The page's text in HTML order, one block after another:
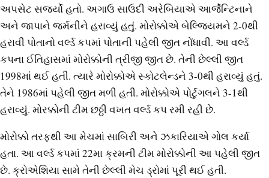
અપસેટ સર્જ્યો હતો. અગાઉ સાઉદી અરેબિયાએ આર્જેન્ટિનાને
અને જાપાને જર્મનીને હરાવ્યું હતું. મોરોક્કોએ બેલ્જિયમને 2-0થી
હરાવી પોતાનો વર્લ્ડ કપમાં પોતાની પહેલી જીત નોંધાવી. આ વર્લ્ડ
કપના ઈતિહાસમાં મોરોક્કોની ત્રીજી જીત છે. તેની છેલ્લી જીત
1998માં થઈ હતી. ત્યારે મોરોક્કોએ સ્કોટલેન્ડને 3-0થી હરાવ્યું હતું.
તેને 1986માં પહેલી જીત મળી હતી. મોરોક્કોએ પોર્ટુગલને 3-1થી
હરાવ્યું. મોરક્કોની ટીમ છઠ્ઠી વખત વર્લ્ડ કપ રમી રહી છે.
મોરોક્કો તરફથી આ મેચમાં સાબિરી અને ઝકારિયાએ ગોલ કર્યા
હતા. આ વર્લ્ડ કપમાં 22મા ક્રમની ટીમ મોરોક્કોની આ પહેલી જીત
છે. ક્રોએશિયા સામે તેની છેલ્લી મેચ ડ્રોમાં પૂરી થઈ હતી.